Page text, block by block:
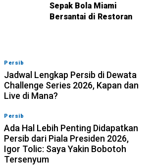
Sepak Bola Miami
Bersantai di Restoran
Persib
Jadwal Lengkap Persib di Dewata
Challenge Series 2026, Kapan dan
Live di Mana?
Persib
Ada Hal Lebih Penting Didapatkan
Persib dari Piala Presiden 2026,
Igor Tolic: Saya Yakin Bobotoh
Tersenyum